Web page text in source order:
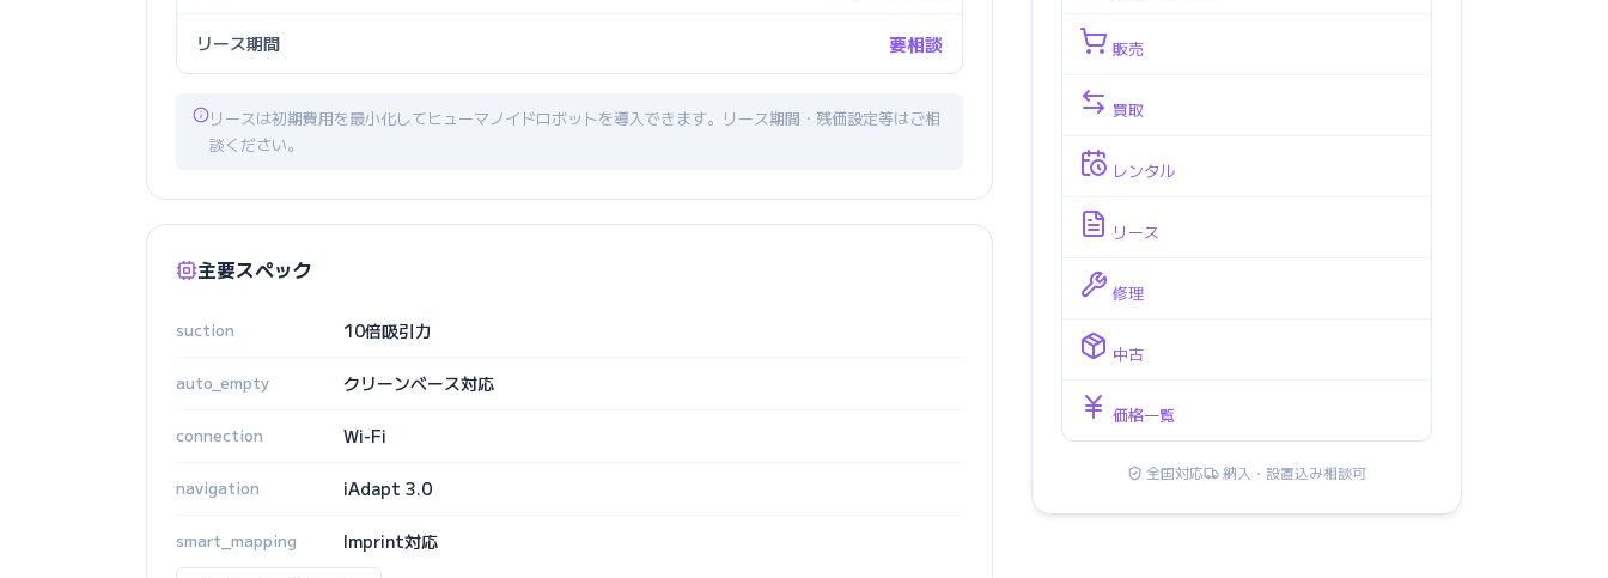
リース期間 要相談
リースは初期費用を最小化してヒューマノイドロボットを導入できます。リース期間・残価設定等はご相
談ください。
主要スペック
suction 10倍吸引力
auto_empty クリーンベース対応
connection Wi-Fi
navigation iAdapt 3.0
smart_mapping Imprint対応
販売
買取
レンタル
リース
修理
中古
価格一覧
全国対応 納入・設置込み相談可